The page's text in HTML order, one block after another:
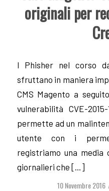
originali per
I Phisher nel corso
sfruttano in maniera
CMS Magento a
vulnerabilità CVE-
permette ad un
utente con i
registriamo una media
giornalieri che […]
10 Novembre 2016